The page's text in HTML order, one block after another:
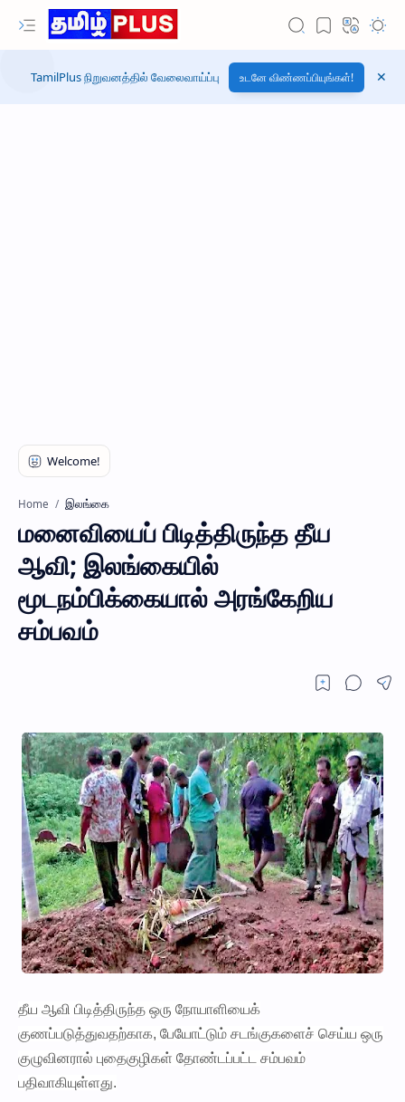
TamilPlus நிறுவனத்தில் வேலைவாய்ப்பு உடனே விண்ணப்பியுங்கள்!
Home இலங்கை
மனைவியைப் பிடித்திருந்த தீய
ஆவி; இலங்கையில்
மூடநம்பிக்கையால் அரங்கேறிய
சம்பவம்
தீய ஆவி பிடித்திருந்த ஒரு நோயாளியைக்
குணப்படுத்துவதற்காக, பேயோட்டும் சடங்குகளைச் செய்ய ஒரு
குழுவினரால் புதைகுழிகள் தோண்டப்பட்ட சம்பவம்
பதிவாகியுள்ளது.